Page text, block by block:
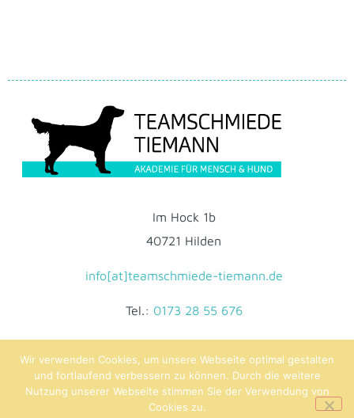
Im Hock 1b
40721 Hilden
info[at]teamschmiede-tiemann.de
Tel.: 0173 28 55 676
Impressum|Datenschutz|AGB
Folge und bewerte uns auf
Wir verwenden Cookies, um unsere Webseite optimal gestalten
und fortlaufend verbessern zu können. Durch die weitere
Nutzung unserer Webseite stimmen Sie der Verwendung von
Cookies zu.